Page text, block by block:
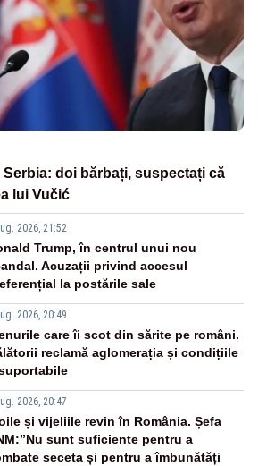
doi bărbați, suspectați că
lui Vučić
2026, 21:52
Trump, în centrul unui nou
Acuzații privind accesul
la postările sale
2026, 20:49
care îi scot din sărite pe români.
reclamă aglomerația și condițiile
2026, 20:47
și vijeliile revin în România. Șefa
sunt suficiente pentru a
seceta și pentru a îmbunătăți